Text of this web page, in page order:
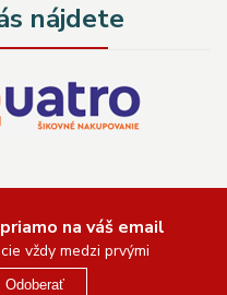
nájdete
na váš email
vždy medzi prvými
Odoberať